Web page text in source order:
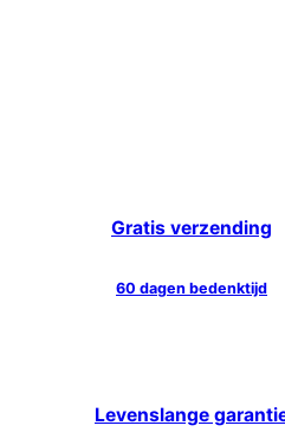
Gratis verzending
60 dagen bedenktijd
Levenslange